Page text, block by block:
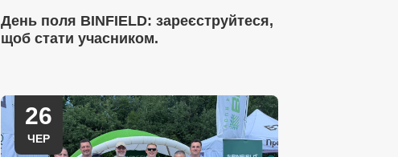
День поля BINFIELD: зареєструйтеся,
щоб стати учасником.
26
ЧЕР